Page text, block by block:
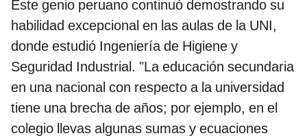
Este genio peruano continuó demostrando su
habilidad excepcional en las aulas de la UNI,
donde estudió Ingeniería de Higiene y
Seguridad Industrial. "La educación secundaria
en una nacional con respecto a la universidad
tiene una brecha de años; por ejemplo, en el
colegio llevas algunas sumas y ecuaciones